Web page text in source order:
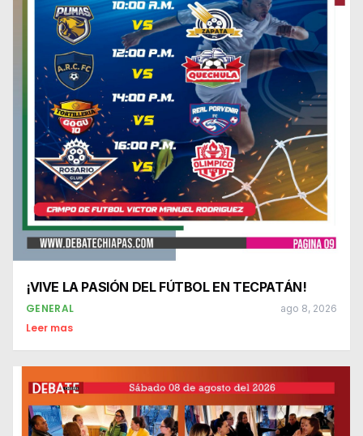
¡VIVE LA PASIÓN DEL FÚTBOL EN TECPATÁN!
GENERAL ago 8, 2026
Leer mas